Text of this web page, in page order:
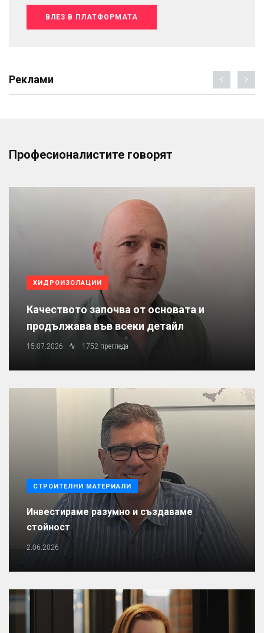
ВЛЕЗ В ПЛАТФОРМАТА
Реклами
Професионалистите говорят
ХИДРОИЗОЛАЦИИ
Качеството започва от основата и
продължава във всеки детайл
15.07.2026 1752 прегледа
СТРОИТЕЛНИ МАТЕРИАЛИ
Инвестираме разумно и създаваме
стойност
2.06.2026